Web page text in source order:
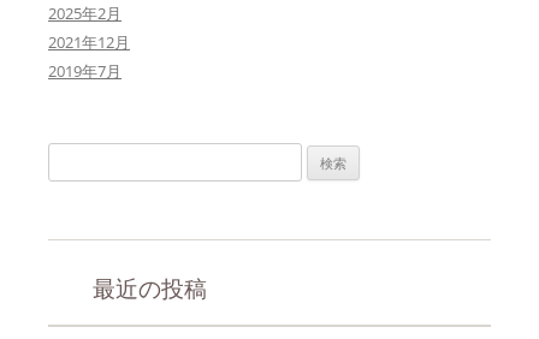
2025年2月
2021年12月
2019年7月
索
最近の投稿